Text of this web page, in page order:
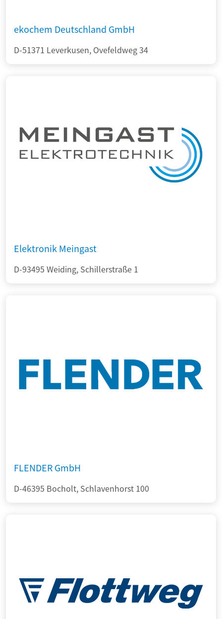
ekochem Deutschland GmbH
D-51371 Leverkusen, Ovefeldweg 34
Elektronik Meingast
D-93495 Weiding, Schillerstraße 1
FLENDER GmbH
D-46395 Bocholt, Schlavenhorst 100